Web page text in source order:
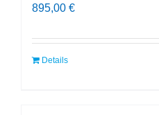
895,00 €
Details